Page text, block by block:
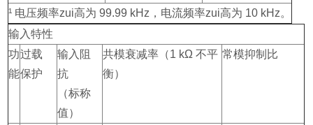
¹ 电压频率zui高为 99.99 kHz，电流频率zui高为 10 kHz。
输入特性
功
能
过载
保护
输入阻
抗
（标称
值）
共模衰减率（1 kΩ 不平
衡）
常模抑制比